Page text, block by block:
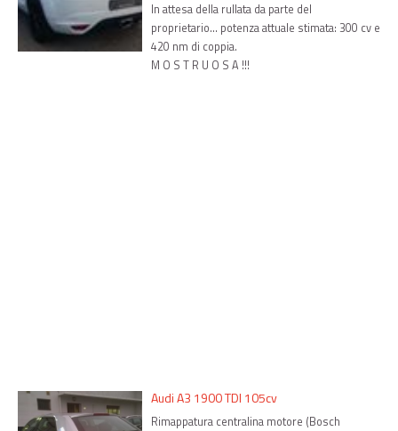
In attesa della rullata da parte del
proprietario… potenza attuale stimata: 300 cv e
420 nm di coppia.
M O S T R U O S A !!!
Audi A3 1900 TDI 105cv
Rimappatura centralina motore (Bosch